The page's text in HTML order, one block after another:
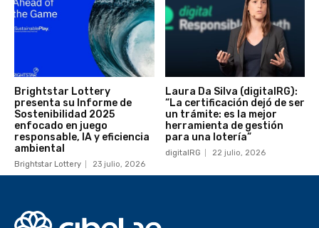
Brightstar Lottery
presenta su Informe de
Sostenibilidad 2025
enfocado en juego
responsable, IA y eficiencia
ambiental
Brightstar Lottery 23 julio, 2026
Laura Da Silva (digitalRG):
“La certificación dejó de ser
un trámite: es la mejor
herramienta de gestión
para una lotería”
digitalRG 22 julio, 2026